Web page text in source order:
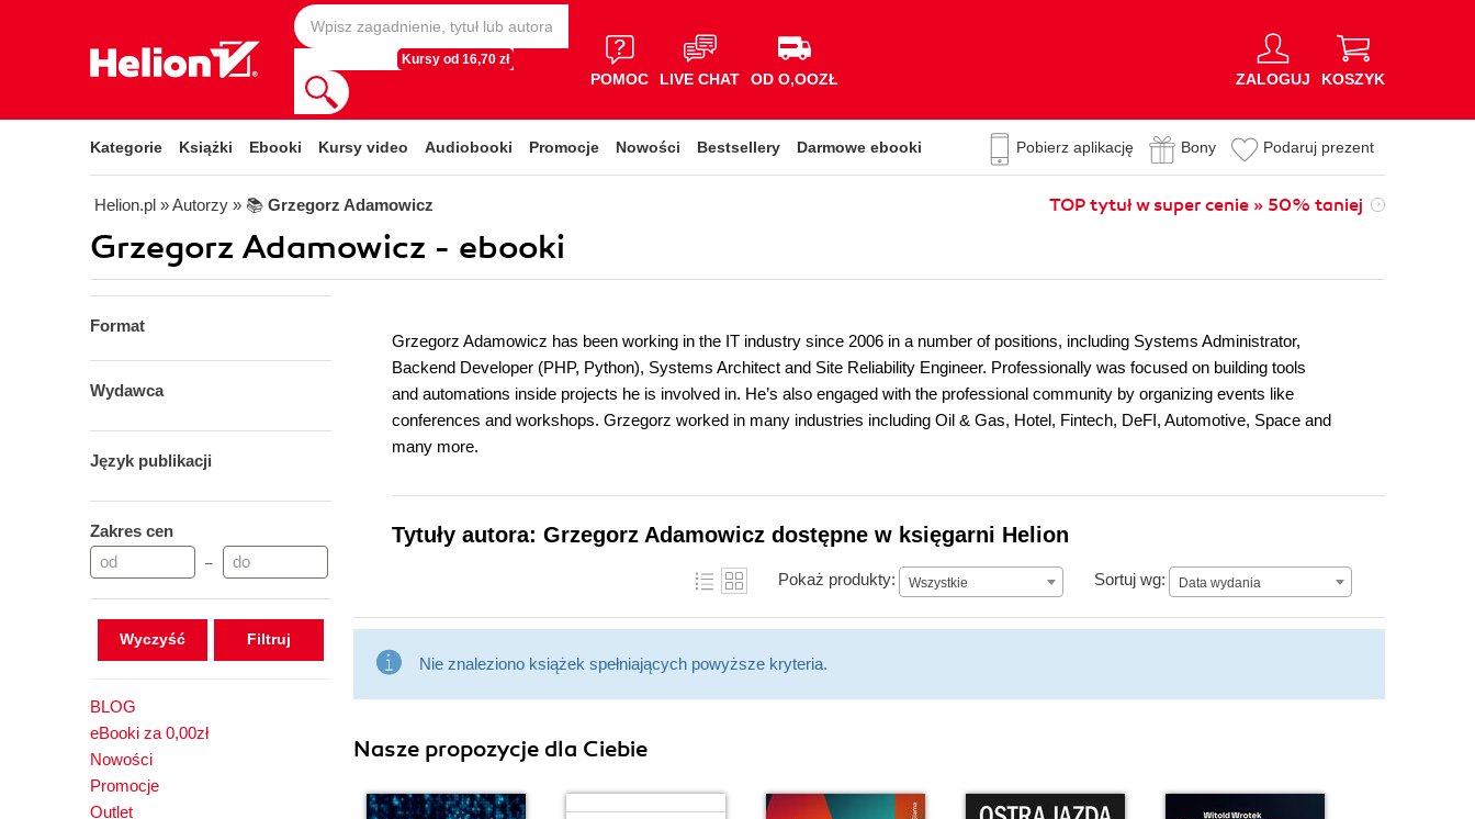
Kursy od 16,70 zł
POMOC LIVE CHAT OD O,OOZŁ ZALOGUJ KOSZYK
Kategorie Książki Ebooki Kursy video Audiobooki Promocje Nowości Bestsellery Darmowe ebooki Pobierz aplikację Bony Podaruj prezent
Helion.pl » Autorzy » 📚 Grzegorz Adamowicz TOP tytuł w super cenie » 50% taniej
Grzegorz Adamowicz - ebooki
Format
Wydawca
Język publikacji
Zakres cen
–
Wyczyść
BLOG
eBooki za 0,00zł
Nowości
Promocje
Outlet
Grzegorz Adamowicz has been working in the IT industry since 2006 in a number of positions, including Systems Administrator,
Backend Developer (PHP, Python), Systems Architect and Site Reliability Engineer. Professionally was focused on building tools
and automations inside projects he is involved in. He’s also engaged with the professional community by organizing events like
conferences and workshops. Grzegorz worked in many industries including Oil & Gas, Hotel, Fintech, DeFI, Automotive, Space and
many more.
Tytuły autora: Grzegorz Adamowicz dostępne w księgarni Helion
Pokaż produkty: Wszystkie Sortuj wg: Data wydania
Data wydania
Nie znaleziono książek spełniających powyższe kryteria.
Nasze propozycje dla Ciebie